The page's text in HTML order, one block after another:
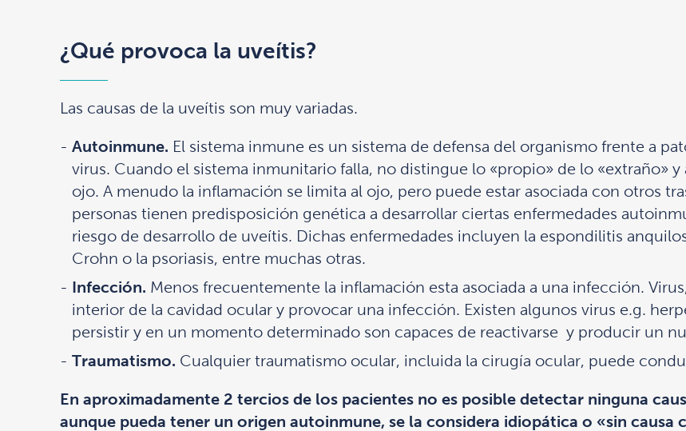
¿Qué provoca la uveítis?
Las causas de la uveítis son muy variadas.
Autoinmune. El sistema inmune es un sistema de defensa del organismo frente a
virus. Cuando el sistema inmunitario falla, no distingue lo «propio» de lo «extraño»
ojo. A menudo la inflamación se limita al ojo, pero puede estar asociada con otros
personas tienen predisposición genética a desarrollar ciertas enfermedades
riesgo de desarrollo de uveítis. Dichas enfermedades incluyen la espondilitis
Crohn o la psoriasis, entre muchas otras.
Infección. Menos frecuentemente la inflamación esta asociada a una infección.
interior de la cavidad ocular y provocar una infección. Existen algunos virus e.g.
persistir y en un momento determinado son capaces de reactivarse y producir un
Traumatismo. Cualquier traumatismo ocular, incluida la cirugía ocular, puede
En aproximadamente 2 tercios de los pacientes no es posible detectar ninguna
aunque pueda tener un origen autoinmune, se la considera idiopática o «sin causa